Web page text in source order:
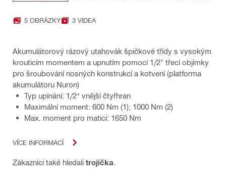
5 OBRÁZKY 3 VIDEA
Akumulátorový rázový utahovák špičkové třídy s vysokým
krouticím momentem a upnutím pomocí 1/2" třecí objímky
pro šroubování nosných konstrukcí a kotvení (platforma
akumulátoru Nuron)
Typ upínání: 1/2″ vnější čtyřhran
Maximální moment: 600 Nm (1); 1000 Nm (2)
Max. moment pro matici: 1650 Nm
VÍCE INFORMACÍ
Zákazníci také hledali trojička